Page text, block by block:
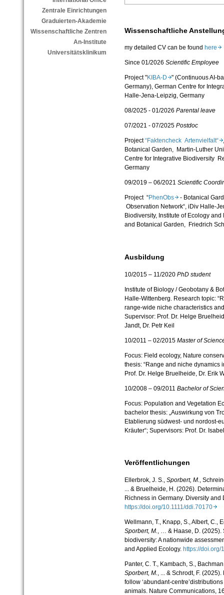
Zentrale Einrichtungen
Graduierten-Akademie
Wissenschaftliche Zentren
An-Institute
Universitätsklinikum
Wissenschaftliche
my detailed CV can be found here
Since 01/2026 Scientific Employee
Project "KIBA-D" (Continuous AI-
Germany), German Centre for
Halle-Jena-Leipzig, Germany
08/2025 - 01/2026 Parental leave
07/2021 - 07/2025 Postdoc
Project“Faktencheck Artenvielfalt“
Botanical Garden, Martin-Luther
Centre for Integrative Biodiversity
Germany
09/2019 – 06/2021 Scientific
Project “PhenObs- Botanical
Observation Network“, iDiv Halle-
Biodiversity, Institute of Ecology
and Botanical Garden, Friedrich
Ausbildung
10/2015 – 11/2020 PhD student
Institute of Biology / Geobotany &
Halle-Wittenberg. Research topic:
range-wide niche characteristics
Supervisor: Prof. Dr. Helge
Jandt, Dr. Petr Keil
10/2011 – 02/2015 Master of
Focus: Field ecology, Nature
thesis: “Range and niche dynamics
Prof. Dr. Helge Bruelheide, Dr. Erik
10/2008 – 09/2011 Bachelor of
Focus: Population and Vegetation
bachelor thesis: „Auswirkung von
Etablierung südwest- und nordost-
Kräuter“; Supervisors: Prof. Dr.
Veröffentlichungen
Ellerbrok, J. S., Sporbert, M.
,
... & Bruelheide, H. (2026).
Richness in Germany. Diversity
https://doi.org/10.1111/ddi.70170
Wellmann, T., Knapp, S., Albert, C.,
Sporbert, M.
& Haase, D. (2025).
biodiversity: A nationwide
and Applied Ecology. https://doi.org/
Panter, C. T., Kambach, S.,
Sporbert, M.
, ... & Schrodt, F.
follow ‘abundant-
animals. Nature Communications,